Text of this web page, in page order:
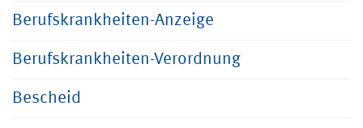
Berufskrankheiten-Anzeige
Berufskrankheiten-Verordnung
Bescheid